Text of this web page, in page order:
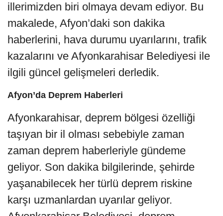
illerimizden biri olmaya devam ediyor. Bu
makalede, Afyon’daki son dakika
haberlerini, hava durumu uyarılarını, trafik
kazalarını ve Afyonkarahisar Belediyesi ile
ilgili güncel gelişmeleri derledik.
Afyon’da Deprem Haberleri
Afyonkarahisar, deprem bölgesi özelliği
taşıyan bir il olması sebebiyle zaman
zaman deprem haberleriyle gündeme
geliyor. Son dakika bilgilerinde, şehirde
yaşanabilecek her türlü deprem riskine
karşı uzmanlardan uyarılar geliyor.